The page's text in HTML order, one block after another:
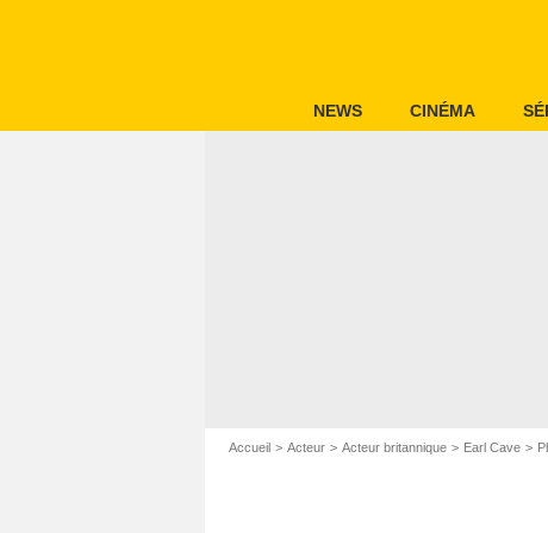
NEWS CINÉMA
Accueil Acteur Acteur britannique Earl Cave